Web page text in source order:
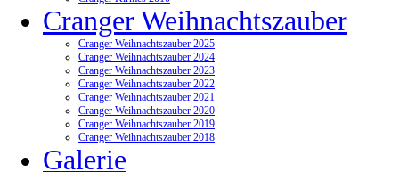
Cranger Weihnachtszauber
Cranger Weihnachtszauber 2025
Cranger Weihnachtszauber 2024
Cranger Weihnachtszauber 2023
Cranger Weihnachtszauber 2022
Cranger Weihnachtszauber 2021
Cranger Weihnachtszauber 2020
Cranger Weihnachtszauber 2019
Cranger Weihnachtszauber 2018
Galerie